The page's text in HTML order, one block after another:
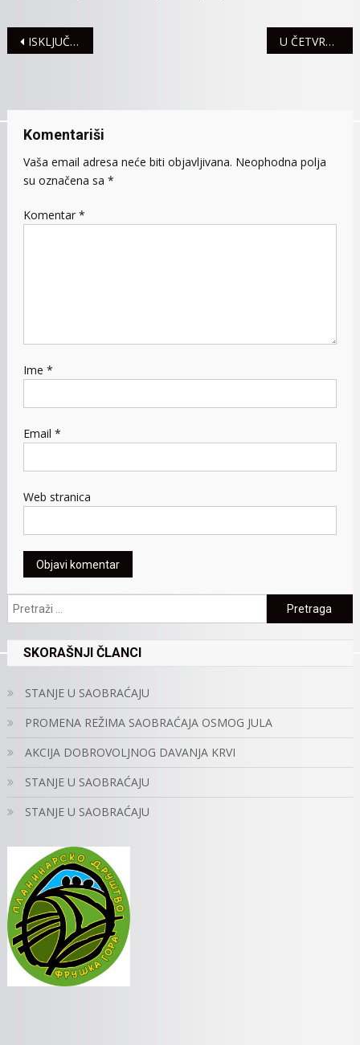
Navigacija
ISKLJUČENJA STRUJE ZA 3. JUN U ČETVRTAK, 4. JUNA BEZ STRUJE DIVOŠ I DEO MARTINACA
Komentariši
Vaša email adresa neće biti objavljivana. Neophodna polja
su označena sa *
Komentar *
Ime *
Email *
Web stranica
Pretraga:
SKORAŠNJI ČLANCI
STANJE U SAOBRAĆAJU
PROMENA REŽIMA SAOBRAĆAJA OSMOG JULA
AKCIJA DOBROVOLJNOG DAVANJA KRVI
STANJE U SAOBRAĆAJU
STANJE U SAOBRAĆAJU